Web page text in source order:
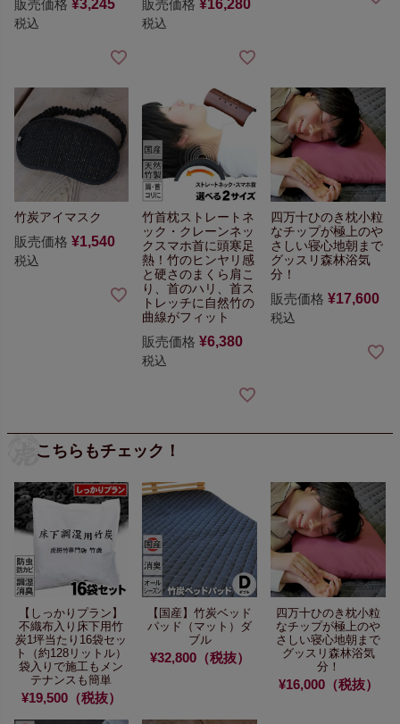
販売価格 ¥3,245
税込
販売価格 ¥16,280
税込
竹炭アイマスク
販売価格 ¥1,540
税込
竹首枕ストレートネ
ック・クレーンネッ
ク スマホ首に頭寒足
熱！竹のヒンヤリ感
と硬さのまくら 肩こ
り、首のハリ、首ス
トレッチに 自然竹の
曲線がフィット
販売価格 ¥6,380
税込
四万十ひのき枕小粒
なチップが極上のや
さしい寝心地朝まで
グッスリ森林浴気
分！
販売価格 ¥17,600
税込
こちらもチェック！
【しっかりプラン】
不織布入り床下用竹
炭1坪当たり16袋セッ
ト（約128リットル）
袋入りで施工もメン
テナンスも簡単
¥19,500（税抜）
【国産】竹炭ベッド
パッド（マット）ダ
ブル
¥32,800（税抜）
四万十ひのき枕小粒
なチップが極上のや
さしい寝心地朝まで
グッスリ森林浴気
分！
¥16,000（税抜）